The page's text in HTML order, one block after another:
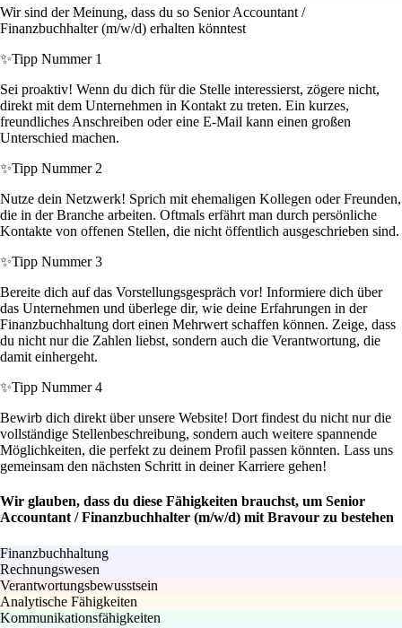
Wir sind der Meinung, dass du so Senior Accountant /
Finanzbuchhalter (m/w/d) erhalten könntest
✨Tipp Nummer 1
Sei proaktiv! Wenn du dich für die Stelle interessierst, zögere nicht,
direkt mit dem Unternehmen in Kontakt zu treten. Ein kurzes,
freundliches Anschreiben oder eine E-Mail kann einen großen
Unterschied machen.
✨Tipp Nummer 2
Nutze dein Netzwerk! Sprich mit ehemaligen Kollegen oder Freunden,
die in der Branche arbeiten. Oftmals erfährt man durch persönliche
Kontakte von offenen Stellen, die nicht öffentlich ausgeschrieben sind.
✨Tipp Nummer 3
Bereite dich auf das Vorstellungsgespräch vor! Informiere dich über
das Unternehmen und überlege dir, wie deine Erfahrungen in der
Finanzbuchhaltung dort einen Mehrwert schaffen können. Zeige, dass
du nicht nur die Zahlen liebst, sondern auch die Verantwortung, die
damit einhergeht.
✨Tipp Nummer 4
Bewirb dich direkt über unsere Website! Dort findest du nicht nur die
vollständige Stellenbeschreibung, sondern auch weitere spannende
Möglichkeiten, die perfekt zu deinem Profil passen könnten. Lass uns
gemeinsam den nächsten Schritt in deiner Karriere gehen!
Wir glauben, dass du diese Fähigkeiten brauchst, um Senior
Accountant / Finanzbuchhalter (m/w/d) mit Bravour zu bestehen
Finanzbuchhaltung
Rechnungswesen
Verantwortungsbewusstsein
Analytische Fähigkeiten
Kommunikationsfähigkeiten